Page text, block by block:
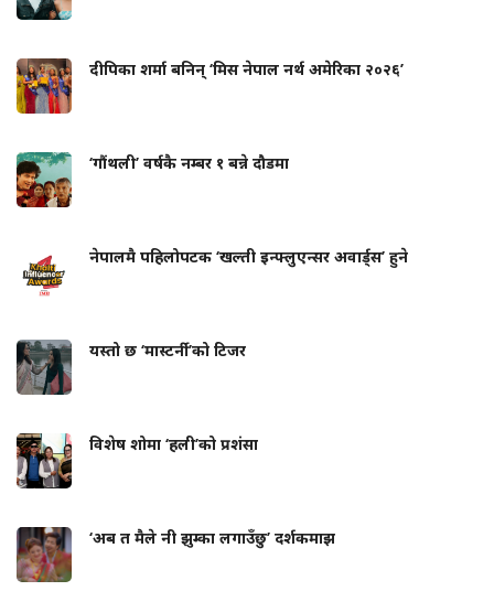
दीपिका शर्मा बनिन् ‘मिस नेपाल नर्थ अमेरिका २०२६’
‘गौंथली’ वर्षकै नम्बर १ बन्ने दौडमा
नेपालमै पहिलोपटक ‘खल्ती इन्फ्लुएन्सर अवार्ड्स’ हुने
यस्तो छ ‘मास्टर्नी’को टिजर
विशेष शोमा ‘हली’को प्रशंसा
‘अब त मैले नी झुम्का लगाउँछु’ दर्शकमाझ